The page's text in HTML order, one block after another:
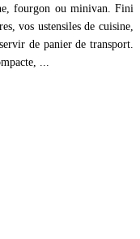
fourgon ou minivan. Fini
vos ustensiles de cuisine,
de panier de transport.
...